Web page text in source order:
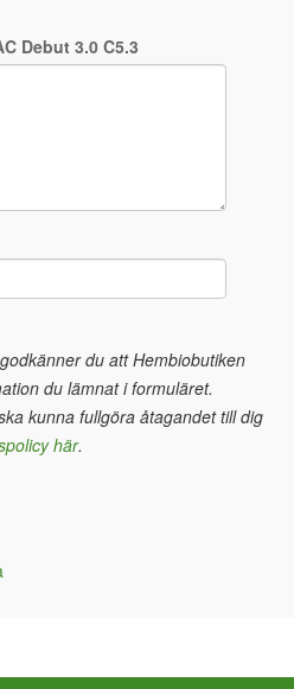
Debut 3.0 C5.3
du att Hembiobutiken
du lämnat i formuläret.
kunna fullgöra åtagandet till dig
här.